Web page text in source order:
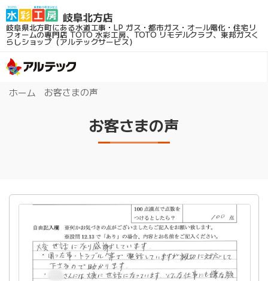
岐阜県北方町にある水道工事・LP ガス・都市ガス・オール電化・住宅リ
フォームの専門店TOTO 水彩工房、TOTO リモデルクラブ、東邦ガスく
らしショップ（アルテックサービス）
ホーム お客さまの声
お客さまの声